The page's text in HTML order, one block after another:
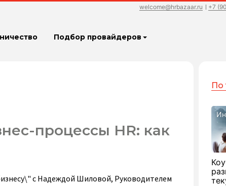
welcome@hrbazaar.ru +7
Подбор провайдеров
процессы HR: как
с Надеждой Шиловой, Руководителем
По